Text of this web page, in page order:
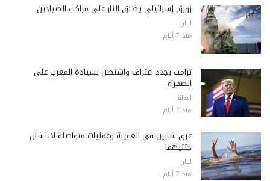
زورق إسرائيلي يطلق النار على مراكب الصيادين
لبنان
منذ 7 أيام
ترامب يجدد اعتراف واشنطن بسيادة المغرب على
الصحراء
العالم
منذ 7 أيام
غرق شابين في العقيبة وعمليات متواصلة لانتشال
جثتيهما
لبنان
منذ 7 أيام